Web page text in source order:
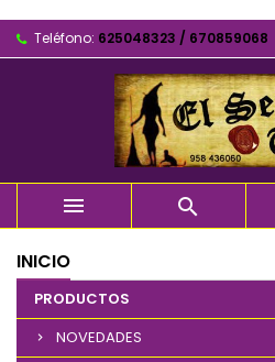
Teléfono: 625048323 / 670859068
 
INICIO
PRODUCTOS
NOVEDADES